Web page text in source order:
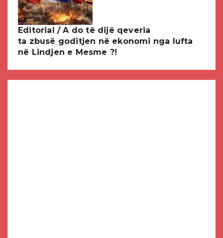
Editorial / A do të dijë qeveria
ta zbusë goditjen në ekonomi nga lufta
në Lindjen e Mesme ?!